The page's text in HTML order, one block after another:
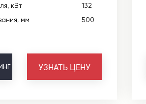
кВт
132
мм
500
УЗНАТЬ ЦЕНУ